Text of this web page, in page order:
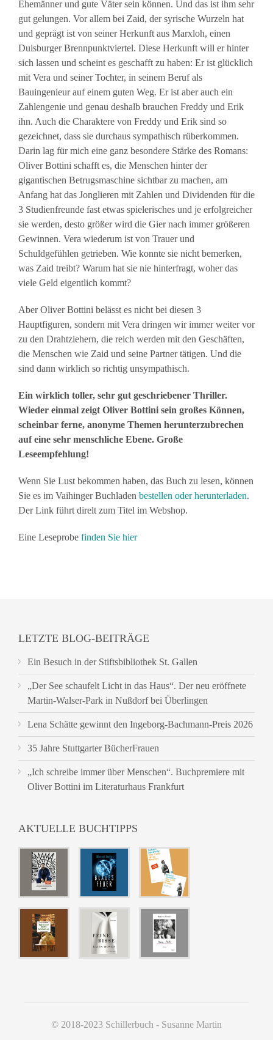
Ehemänner und gute Väter sein können. Und das ist ihm sehr
gut gelungen. Vor allem bei Zaid, der syrische Wurzeln hat
und geprägt ist von seiner Herkunft aus Marxloh, einen
Duisburger Brennpunktviertel. Diese Herkunft will er hinter
sich lassen und scheint es geschafft zu haben: Er ist glücklich
mit Vera und seiner Tochter, in seinem Beruf als
Bauingenieur auf einem guten Weg. Er ist aber auch ein
Zahlengenie und genau deshalb brauchen Freddy und Erik
ihn. Auch die Charaktere von Freddy und Erik sind so
gezeichnet, dass sie durchaus sympathisch rüberkommen.
Darin lag für mich eine ganz besondere Stärke des Romans:
Oliver Bottini schafft es, die Menschen hinter der
gigantischen Betrugsmaschine sichtbar zu machen, am
Anfang hat das Jonglieren mit Zahlen und Dividenden für die
3 Studienfreunde fast etwas spielerisches und je erfolgreicher
sie werden, desto größer wird die Gier nach immer größeren
Gewinnen. Vera wiederum ist von Trauer und
Schuldgefühlen getrieben. Wie konnte sie nicht bemerken,
was Zaid treibt? Warum hat sie nie hinterfragt, woher das
viele Geld eigentlich kommt?
Aber Oliver Bottini belässt es nicht bei diesen 3
Hauptfiguren, sondern mit Vera dringen wir immer weiter vor
zu den Drahtziehern, die reich werden mit den Geschäften,
die Menschen wie Zaid und seine Partner tätigen. Und die
sind dann wirklich so richtig unsympathisch.
Ein wirklich toller, sehr gut geschriebener Thriller.
Wieder einmal zeigt Oliver Bottini sein großes Können,
scheinbar ferne, anonyme Themen herunterzubrechen
auf eine sehr menschliche Ebene. Große
Leseempfehlung!
Wenn Sie Lust bekommen haben, das Buch zu lesen, können
Sie es im Vaihinger Buchladen bestellen oder herunterladen.
Der Link führt direlt zum Titel im Webshop.
Eine Leseprobe finden Sie hier
LETZTE BLOG-BEITRÄGE
Ein Besuch in der Stiftsbibliothek St. Gallen
„Der See schaufelt Licht in das Haus“. Der neu eröffnete
Martin-Walser-Park in Nußdorf bei Überlingen
Lena Schätte gewinnt den Ingeborg-Bachmann-Preis 2026
35 Jahre Stuttgarter BücherFrauen
„Ich schreibe immer über Menschen“. Buchpremiere mit
Oliver Bottini im Literaturhaus Frankfurt
AKTUELLE BUCHTIPPS
© 2018-2023 Schillerbuch - Susanne Martin